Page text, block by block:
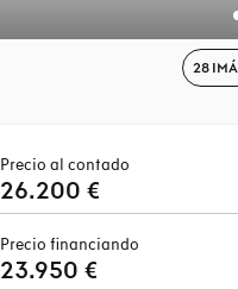
28
Precio al contado
26.200 €
Precio financiando
23.950 €